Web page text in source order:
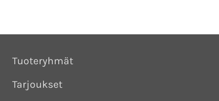
Tuoteryhmät
Tarjoukset